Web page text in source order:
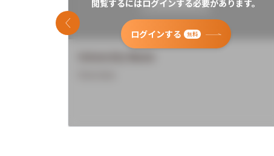
閲覧するにはログインする必要があります。
ログインする 無料
前のスライド